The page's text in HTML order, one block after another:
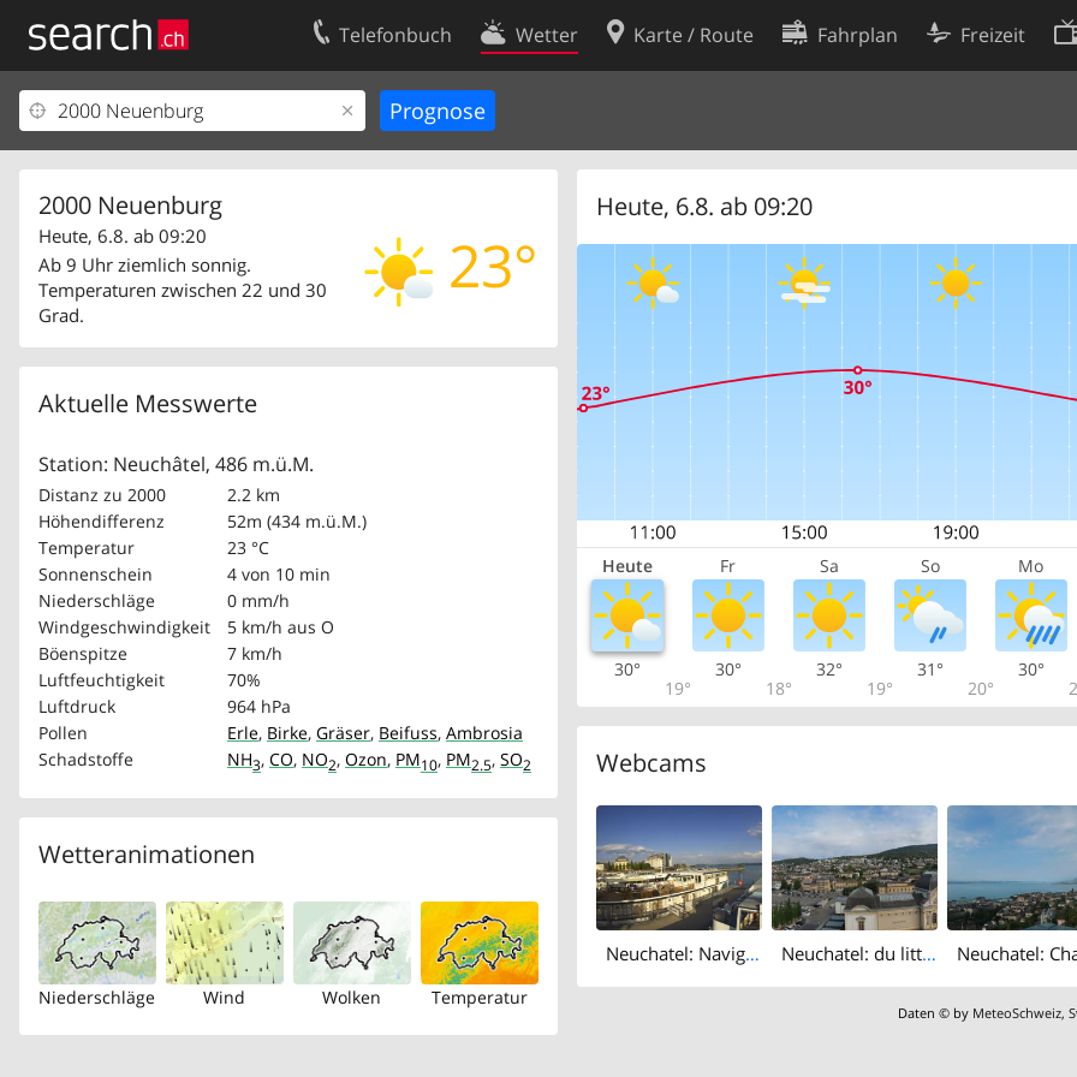
Telefonbuch Wetter Karte / Route Fahrplan Freizeit
2000 Neuenburg
23°
Heute, 6.8. ab 09:20
Ab 9 Uhr ziemlich sonnig.
Temperaturen zwischen 22 und 30
Grad.
Aktuelle Messwerte
Station: Neuchâtel, 486 m.ü.M.
Distanz zu 2000
2.2 km
Höhendifferenz
52m (434 m.ü.M.)
Temperatur
23 °C
Sonnenschein
4 von 10 min
Niederschläge
0 mm/h
Windgeschwindigkeit
5 km/h aus O
Böenspitze
7 km/h
Luftfeuchtigkeit
70%
Luftdruck
964 hPa
Pollen
Erle, Birke, Gräser, Beifuss, Ambrosia
Schadstoffe
NH3, CO, NO2, Ozon, PM10, PM2.5, SO2
Wetteranimationen
Niederschläge Wind Wolken Temperatur
Heute, 6.8. ab 09:20
Heute Fr Sa So Mo
30°
19°
30°
18°
32°
19°
31°
20°
30°
Webcams
Neuchatel: Navigation sur les Trois Lacs Neuchatel: du littoral Neuchâtelois - Chaumont - Lake Neuchâtel
Daten © by MeteoSchweiz,
Ihr Eintrag
Kundencenter Geschäftskunden
Kontakt
Nutzungsbedingungen
Cookie-Einstellungen